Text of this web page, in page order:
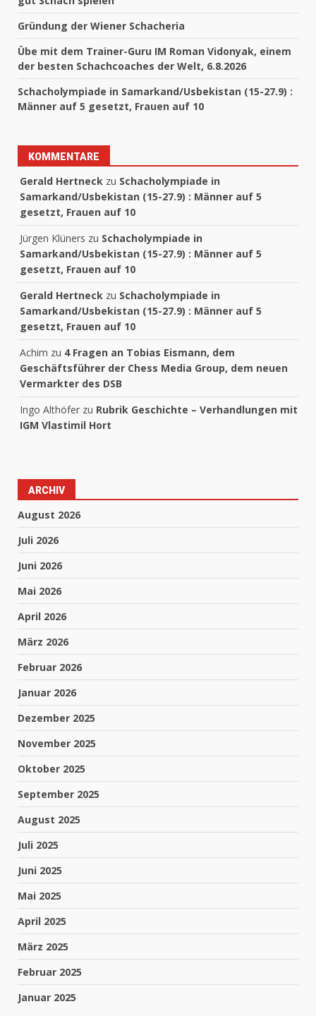
Gründung der Wiener Schacheria
Übe mit dem Trainer-Guru IM Roman Vidonyak, einem
der besten Schachcoaches der Welt, 6.8.2026
Schacholympiade in Samarkand/Usbekistan (15-27.9) :
Männer auf 5 gesetzt, Frauen auf 10
KOMMENTARE
Gerald Hertneck zu Schacholympiade in
Samarkand/Usbekistan (15-27.9) : Männer auf 5
gesetzt, Frauen auf 10
Jürgen Klüners zu Schacholympiade in
Samarkand/Usbekistan (15-27.9) : Männer auf 5
gesetzt, Frauen auf 10
Gerald Hertneck zu Schacholympiade in
Samarkand/Usbekistan (15-27.9) : Männer auf 5
gesetzt, Frauen auf 10
Achim zu 4 Fragen an Tobias Eismann, dem
Geschäftsführer der Chess Media Group, dem neuen
Vermarkter des DSB
Ingo Althöfer zu Rubrik Geschichte – Verhandlungen mit
IGM Vlastimil Hort
ARCHIV
August 2026
Juli 2026
Juni 2026
Mai 2026
April 2026
März 2026
Februar 2026
Januar 2026
Dezember 2025
November 2025
Oktober 2025
September 2025
August 2025
Juli 2025
Juni 2025
Mai 2025
April 2025
März 2025
Februar 2025
Januar 2025